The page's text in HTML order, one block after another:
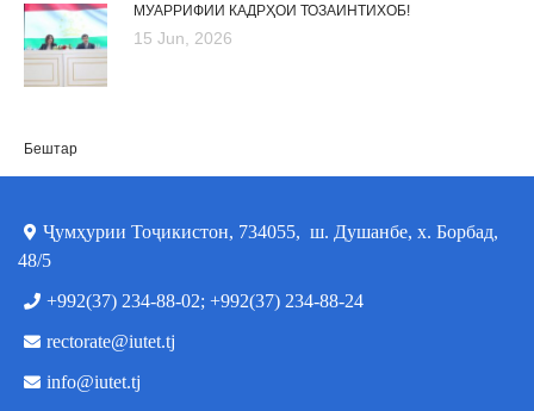
МУАРРИФИИ КАДРҲОИ ТОЗАИНТИХОБ!
15 Jun, 2026
Бештар
Ҷумҳурии Тоҷикистон, 734055, ш. Душанбе, х. Борбад,
48/5
+992(37) 234-88-02; +992(37) 234-88-24
rectorate@iutet.tj
info@iutet.tj